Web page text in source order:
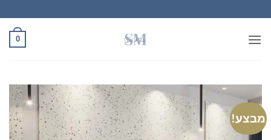
to
content
0
מבצע!